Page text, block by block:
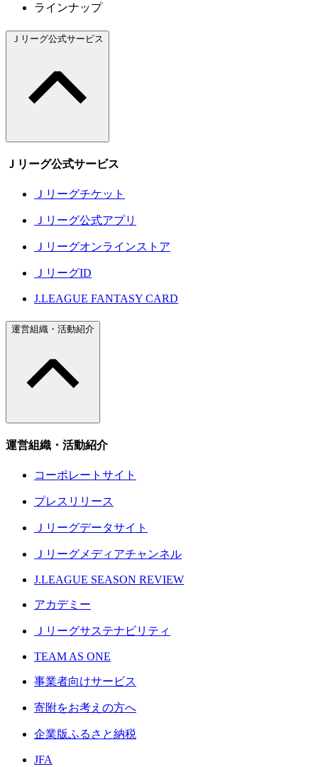
ラインナップ
Ｊリーグ公式サービス
Ｊリーグ公式サービス
Ｊリーグチケット
Ｊリーグ公式アプリ
Ｊリーグオンラインストア
ＪリーグID
J.LEAGUE FANTASY CARD
運営組織・活動紹介
運営組織・活動紹介
コーポレートサイト
プレスリリース
Ｊリーグデータサイト
Ｊリーグメディアチャンネル
J.LEAGUE SEASON REVIEW
アカデミー
Ｊリーグサステナビリティ
TEAM AS ONE
事業者向けサービス
寄附をお考えの方へ
企業版ふるさと納税
JFA